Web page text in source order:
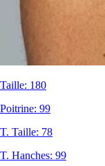
Taille: 180
Poitrine: 99
T. Taille: 78
T. Hanches: 99